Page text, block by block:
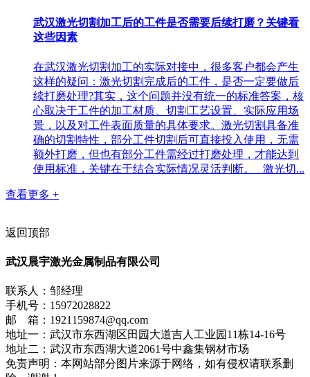
武汉激光切割加工后的工件是否需要后续打磨？关键看
这些因素
在武汉激光切割加工的实际对接中，很多客户都会产生
这样的疑问：激光切割完成后的工件，是否一定要做后
续打磨处理?其实，这个问题并没有统一的标准答案，核
心取决于工件的加工材质、切割工艺设置、实际应用场
景，以及对工件表面质量的具体要求。激光切割具备准
确的切割特性，部分工件切割后可直接投入使用，无需
额外打磨，但也有部分工件需经过打磨处理，才能达到
使用标准，关键在于结合实际情况灵活判断。 激光切...
查看更多 +
返回顶部
武汉晨宇激光金属制品有限公司
联系人：邹经理
手机号：15972028822
邮 箱：1921159874@qq.com
地址一：武汉市东西湖区田园大道吉人工业园11栋14-16号
地址二：武汉市东西湖大道2061号中鑫集钢材市场
免责声明：本网站部分图片来源于网络，如有侵权请联系删